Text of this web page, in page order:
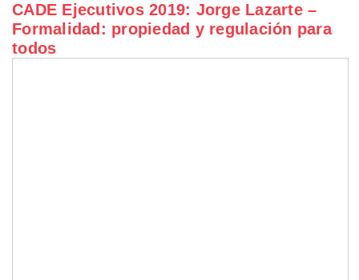
CADE Ejecutivos 2019: Jorge Lazarte –
Formalidad: propiedad y regulación para
todos